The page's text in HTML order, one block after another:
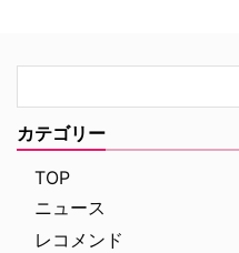
カテゴリー
TOP
ニュース
レコメンド